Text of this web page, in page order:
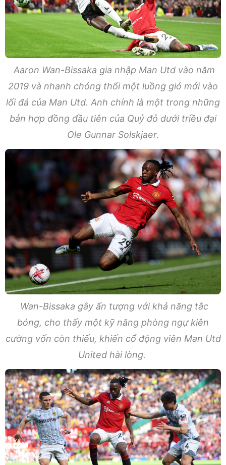
Aaron Wan-Bissaka gia nhập Man Utd vào năm
2019 và nhanh chóng thổi một luồng gió mới vào
lối đá của Man Utd. Anh chính là một trong những
bản hợp đồng đầu tiên của Quỷ đỏ dưới triều đại
Ole Gunnar Solskjaer.
Wan-Bissaka gây ấn tượng với khả năng tắc
bóng, cho thấy một kỹ năng phòng ngự kiên
cường vốn còn thiếu, khiến cổ động viên Man Utd
United hài lòng.